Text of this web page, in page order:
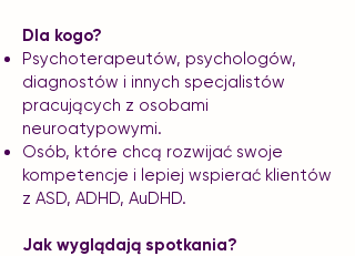
Dla kogo?
Psychoterapeutów, psychologów,
diagnostów i innych specjalistów
pracujących z osobami
neuroatypowymi.
Osób, które chcą rozwijać swoje
kompetencje i lepiej wspierać klientów
z ASD, ADHD, AuDHD.
Jak wyglądają spotkania?